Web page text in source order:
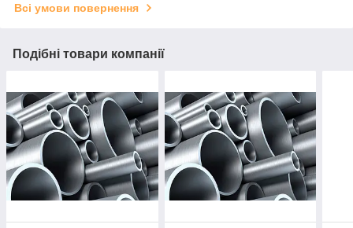
Всі умови повернення
Подібні товари компанії